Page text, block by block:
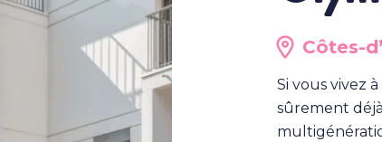
Côtes-
Si vous vivez
sûrement